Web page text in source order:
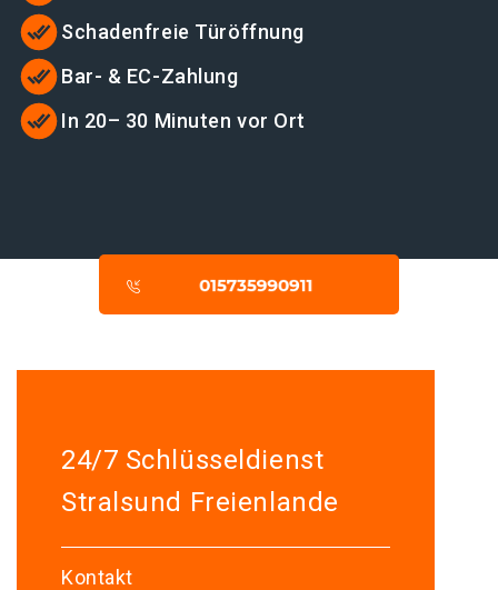
Schadenfreie Türöffnung
Bar- & EC-Zahlung
In 20– 30 Minuten vor Ort
24/7 Schlüsseldienst
Stralsund Freienlande
Kontakt